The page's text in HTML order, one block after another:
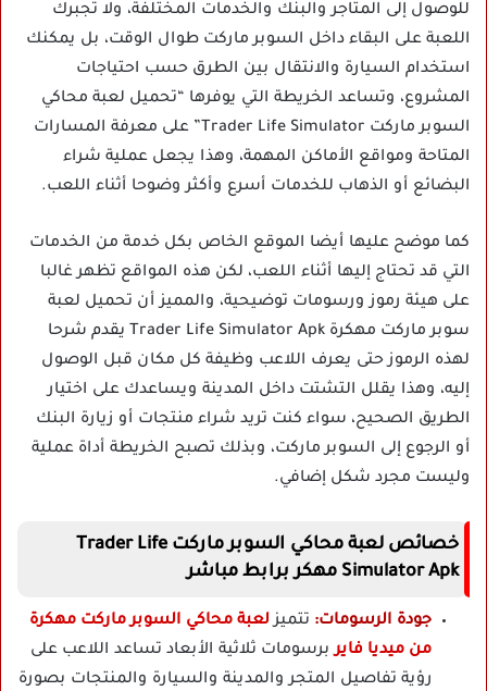
للوصول إلى المتاجر والبنك والخدمات المختلفة، ولا تجبرك
اللعبة على البقاء داخل السوبر ماركت طوال الوقت، بل يمكنك
استخدام السيارة والانتقال بين الطرق حسب احتياجات
المشروع، وتساعد الخريطة التي يوفرها “تحميل لعبة محاكي
السوبر ماركت Trader Life Simulator” على معرفة المسارات
المتاحة ومواقع الأماكن المهمة، وهذا يجعل عملية شراء
البضائع أو الذهاب للخدمات أسرع وأكثر وضوحا أثناء اللعب.
كما موضح عليها أيضا الموقع الخاص بكل خدمة من الخدمات
التي قد تحتاج إليها أثناء اللعب، لكن هذه المواقع تظهر غالبا
على هيئة رموز ورسومات توضيحية، والمميز أن تحميل لعبة
سوبر ماركت مهكرة Trader Life Simulator Apk يقدم شرحا
لهذه الرموز حتى يعرف اللاعب وظيفة كل مكان قبل الوصول
إليه، وهذا يقلل التشتت داخل المدينة ويساعدك على اختيار
الطريق الصحيح، سواء كنت تريد شراء منتجات أو زيارة البنك
أو الرجوع إلى السوبر ماركت، وبذلك تصبح الخريطة أداة عملية
وليست مجرد شكل إضافي.
خصائص لعبة محاكي السوبر ماركت Trader Life
Simulator Apk مهكر برابط مباشر
جودة الرسومات: تتميزلعبة محاكي السوبر ماركت مهكرة
من ميديا فايربرسومات ثلاثية الأبعاد تساعد اللاعب على
رؤية تفاصيل المتجر والمدينة والسيارة والمنتجات بصورة